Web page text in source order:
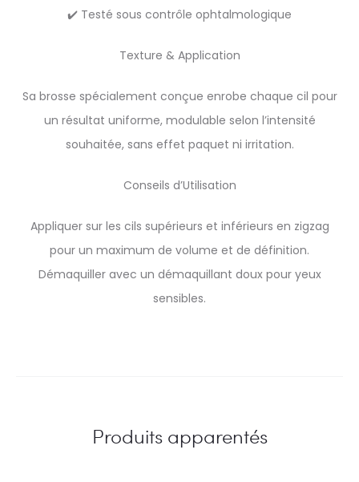
✔️ Testé sous contrôle ophtalmologique
Texture & Application
Sa brosse spécialement conçue enrobe chaque cil pour
un résultat uniforme, modulable selon l’intensité
souhaitée, sans effet paquet ni irritation.
Conseils d’Utilisation
Appliquer sur les cils supérieurs et inférieurs en zigzag
pour un maximum de volume et de définition.
Démaquiller avec un démaquillant doux pour yeux
sensibles.
Produits apparentés